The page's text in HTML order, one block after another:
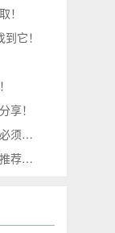
！
它！
享！
想攻略皇后成长计划李世民？这份秘籍你必须收好！
手机游戏赚钱哪个靠谱？这几款良心游戏推荐给你！